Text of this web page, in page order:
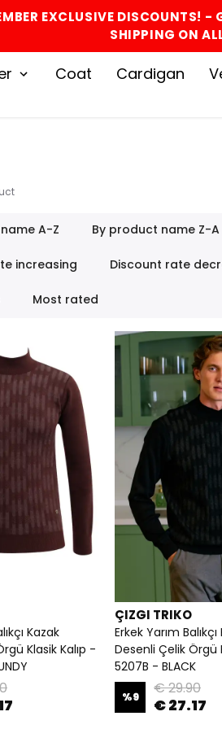
EXCLUSIVE DISCOUNTS! -
SHIPPING ON
Coat Cardigan
A-Z By product name Z-A
increasing Discount rate
Most rated
Kazak
Klasik Kalıp -
ÇIZGI TRIKO
Erkek Yarım
Desenli Çelik Örgü
5207B - BLACK
%9 € 29.90
€ 27.17